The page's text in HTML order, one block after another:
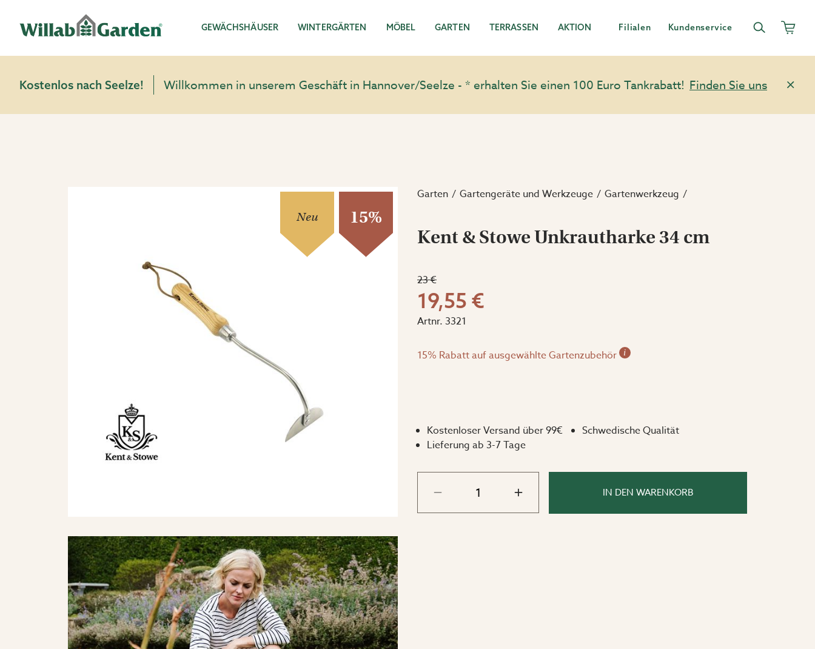
GEWÄCHSHÄUSER WINTERGÄRTEN MÖBEL GARTEN TERRASSEN AKTION Filialen Kundenservice
Kostenlos nach Seelze! Willkommen in unserem Geschäft in Hannover/Seelze - * erhalten Sie einen 100 Euro Tankrabatt! Finden Sie uns
Neu 15%
Garten Gartengeräte und Werkzeuge Gartenwerkzeug
Kent & Stowe Unkrautharke 34 cm
23 €
19,55 €
Artnr. 3321
15% Rabatt auf ausgewählte Gartenzubehör i
Kostenloser Versand über 99€
Schwedische Qualität
Lieferung ab 3-7 Tage
IN DEN WARENKORB